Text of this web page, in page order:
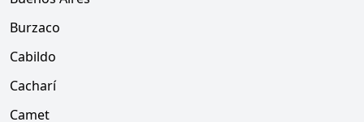
Burzaco
Cabildo
Cacharí
Camet